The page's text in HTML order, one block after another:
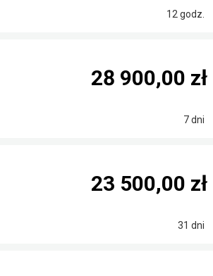
12 godz.
7 dni
28 900,00 zł
31 dni
23 500,00 zł